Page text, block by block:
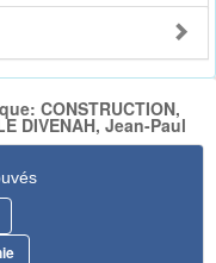
CONSTRUCTION,
DIVENAH, Jean-Paul